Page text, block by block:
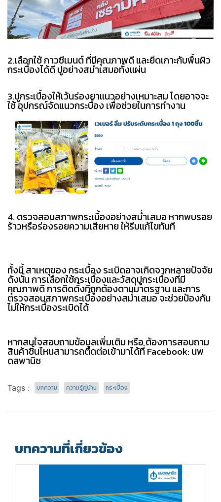
2.เลือกใช้ กาวซีเมนต์ ที่มีคุณภาพดี และยึดเกาะกับพื้นผิว
กระเบื้องได้ดี ปูอย่างสม่ำเสมอทั้งแผ่น
3.ปูกระเบื้องให้เว้นร่องยาแนวอย่างเหมาะสม โดยอาจจะ
ใช้ อุปกรณ์จัดแนวกระบื้อง เพื่อช่วยในการทำงาน
4. ตรวจสอบสภาพกระเบื้องอย่างสม่ำเสมอ หากพบรอย
ร้าวหรือร่องรอยความเสียหาย ให้รีบแก้ไขทันที
ทั้งนี้ สาเหตุของ กระเบื้อง ระเบิดอาจเกิดจากหลายปัจจัย
ดังนั้น การเลือกใช้กระเบื้องและวัสดุปูกระเบื้องที่มี
คุณภาพดี การติดตั้งที่ถูกต้องตามมาตรฐาน และการ
ตรวจสอบสภาพกระเบื้องอย่างสม่ำเสมอ จะช่วยป้องกัน
ไม่ให้กระเบื้องระเบิดได้
หากสนใจสอบถามข้อมูลเพิ่มเติม หรือ ต้องการสอบถาม
สินค้าชิ้นไหนสามารถติดต่อเข้ามาได้ที่ Facebook:นพ
ดลพานิช
Tags : บทความ ความรู้คู่บ้าน กระเบื้อง
บทความที่เกี่ยวข้อง